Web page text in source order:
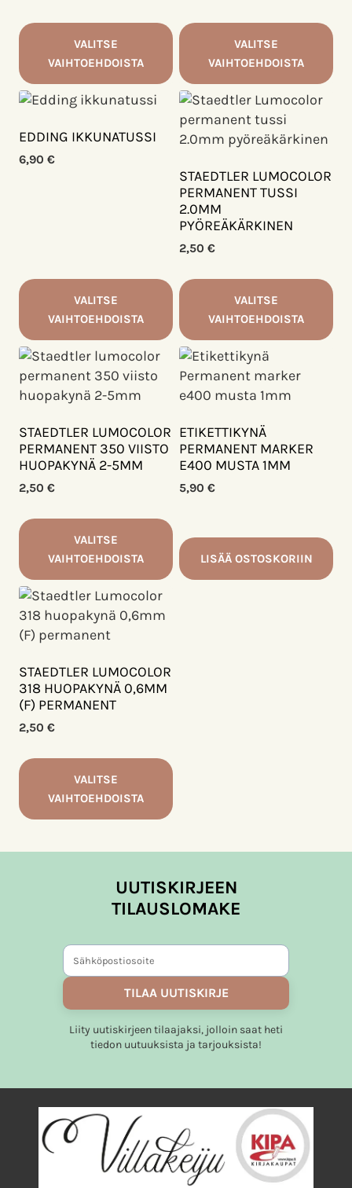
sivulla.
sivulla.
VALITSE
VAIHTOEHDOISTA
Tällä
tuotteella
on
useampi
VALITSE
VAIHTOEHDOISTA
Tällä
on
useampi
muunnelma.
Voit
tehdä
valinnat
tuotteen
EDDING IKKUNATUSSI
6,90 €
VALITSE
VAIHTOEHDOISTA
Tällä
on
useampi
muunnelma.
Voit
tehdä
valinnat
sivulla.
STAEDTLER LUMOCOLOR
PERMANENT TUSSI
2.0MM
PYÖREÄKÄRKINEN
2,50 €
VALITSE
VAIHTOEHDOISTA
Tällä
tuotteella
on
muunnelma.
Voit
tehdä
valinnat
STAEDTLER LUMOCOLOR
PERMANENT 350 VIISTO
HUOPAKYNÄ 2-5MM
2,50 €
VALITSE
VAIHTOEHDOISTA
Tällä
tuotteella
on
useampi
muunnelma.
Voit
tehdä
valinnat
sivulla.
ETIKETTIKYNÄ
PERMANENT MARKER
E400 MUSTA 1MM
5,90 €
LISÄÄ OSTOSKORIIN
STAEDTLER LUMOCOLOR
318 HUOPAKYNÄ 0,6MM
(F) PERMANENT
2,50 €
VALITSE
VAIHTOEHDOISTA
tuotteella
valinnat
tuotteen
UUTISKIRJEEN
TILAUSLOMAKE
TILAA UUTISKIRJE
Liity uutiskirjeen tilaajaksi, jolloin saat heti
tiedon uutuuksista ja tarjouksista!